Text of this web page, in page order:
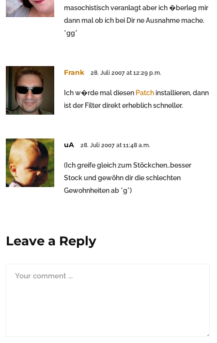
masochistisch veranlagt aber ich �berleg mir
dann mal ob ich bei Dir ne Ausnahme mache.
*gg*
Frank 28. Juli 2007 at 12:29 p.m.
Ich w�rde mal diesen Patch installieren, dann
ist der Filter direkt erheblich schneller.
uA 28. Juli 2007 at 11:48 a.m.
(Ich greife gleich zum Stöckchen..besser
Stock und gewöhn dir die schlechten
Gewohnheiten ab *g*)
Leave a Reply